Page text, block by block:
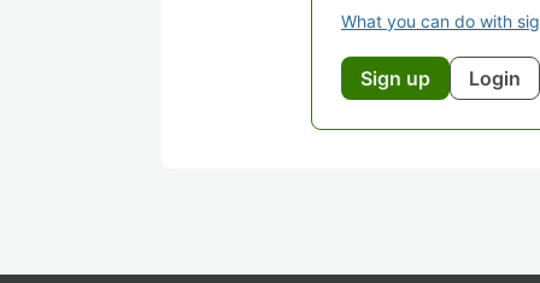
What you can do with
Sign up Login